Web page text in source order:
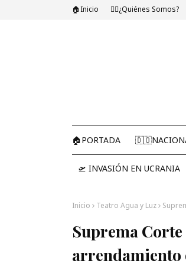
🏠Inicio 🤷‍♂️¿Quiénes Somos?
🏠PORTADA
🛫 INVASIÓN EN UCRANIA
Inicio Teatro Agua y Luz
Suprema
arrendamiento